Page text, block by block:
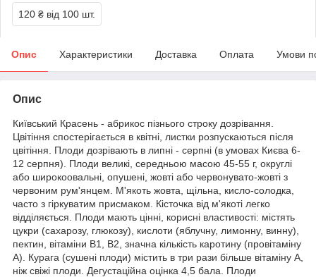
120 ₴ від 100 шт.
Опис Характеристики Доставка Оплата Умови
Опис
Київський Красень - абрикос пізнього строку дозрівання.
Цвітіння спостерігається в квітні, листки розпускаються після
цвітіння. Плоди дозрівають в липні - серпні (в умовах Києва 6-
12 серпня). Плоди великі, середньою масою 45-55 г, округлі
або широкоовальні, опушені, жовті або червонувато-жовті з
червоним рум'янцем. М'якоть жовта, щільна, кисло-солодка,
часто з гіркуватим присмаком. Кісточка від м'якоті легко
відділяється. Плоди мають цінні, корисні властивості: містять
цукри (сахарозу, глюкозу), кислоти (яблучну, лимонну, винну),
пектин, вітаміни В1, В2, значна кількість каротину (провітаміну
А). Курага (сушені плоди) містить в три рази більше вітаміну А,
ніж свіжі плоди. Дегустаційна оцінка 4,5 бала. Плоди